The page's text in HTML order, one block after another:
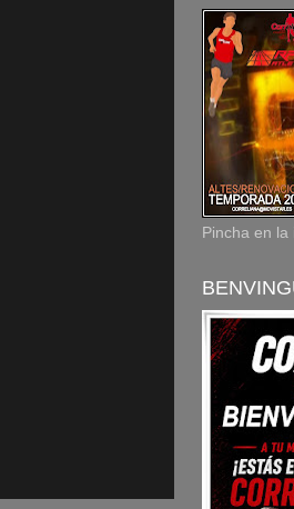
Pincha en la